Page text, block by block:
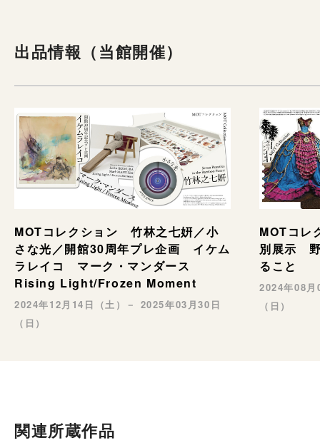
出品情報（当館開催）
MOTコレクション 竹林之七姸／小
さな光／開館30周年プレ企画 イケム
ラレイコ マーク・マンダース
Rising Light/Frozen Moment
2024年12月14日（土）－ 2025年03月30日
（日）
MOTコレ
別展示
ること
2024年08
（日）
関連所蔵作品